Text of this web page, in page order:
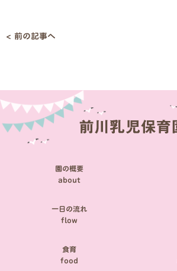
投
< 前の記事へ
園の概要
about
一日の流れ
flow
食育
food